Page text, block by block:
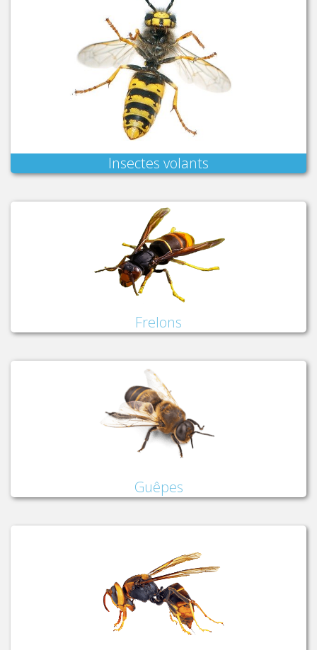
Insectes volants
Frelons
Guêpes